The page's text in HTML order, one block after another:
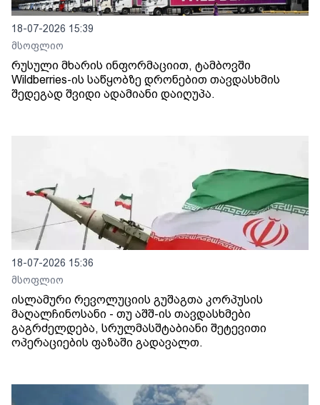
18-07-2026 15:39
მსოფლიო
რუსული მხარის ინფორმაციით, ტამბოვში
Wildberries-ის საწყობზე დრონებით თავდასხმის
შედეგად შვიდი ადამიანი დაიღუპა.
18-07-2026 15:36
მსოფლიო
ისლამური რევოლუციის გუშაგთა კორპუსის
მაღალჩინოსანი - თუ აშშ-ის თავდასხმები
გაგრძელდება, სრულმასშტაბიანი შეტევითი
ოპერაციების ფაზაში გადავალთ.